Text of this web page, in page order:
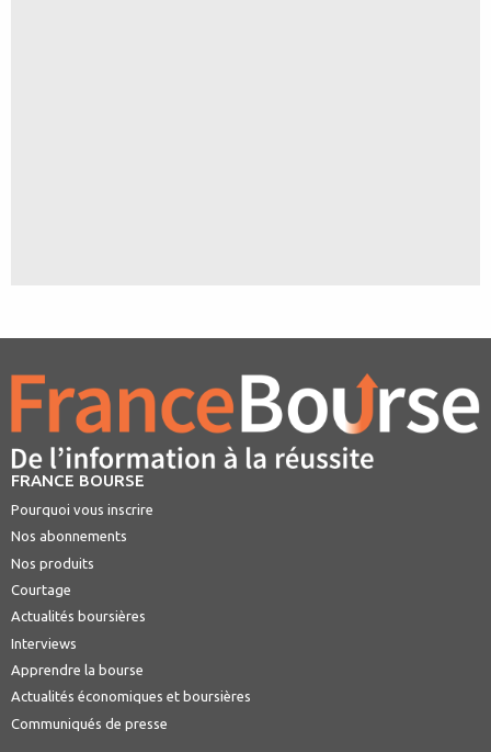
FRANCE BOURSE
Pourquoi vous inscrire
Nos abonnements
Nos produits
Courtage
Actualités boursières
Interviews
Apprendre la bourse
Actualités économiques et boursières
Communiqués de presse